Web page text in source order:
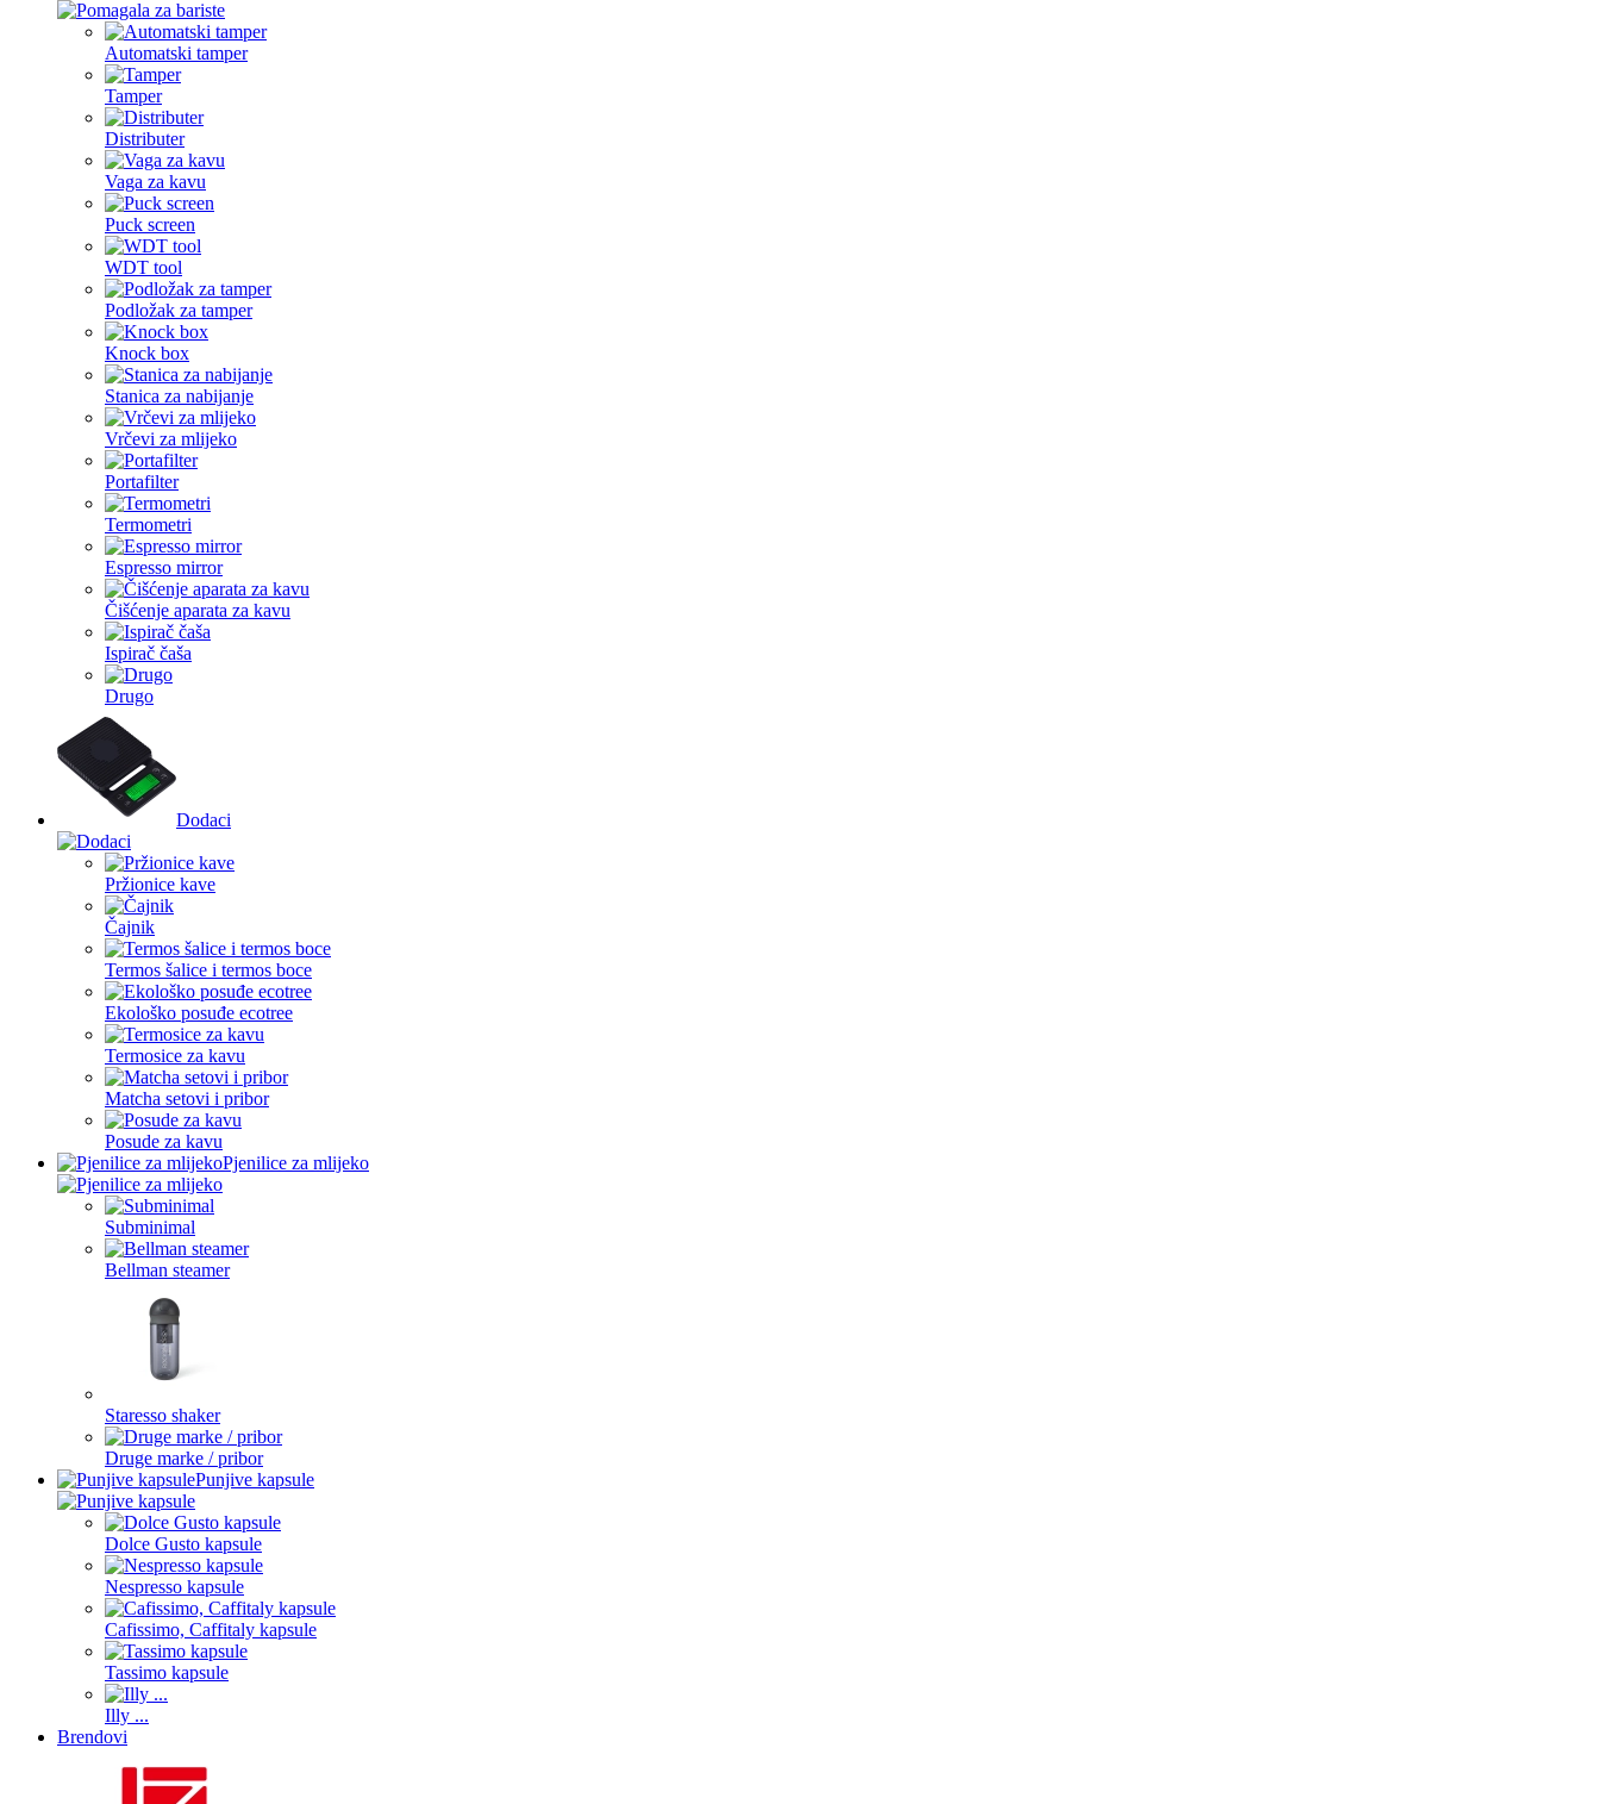
Automatski tamper
Tamper
Distributer
Vaga za kavu
Puck screen
WDT tool
Podložak za tamper
Knock box
Stanica za nabijanje
Vrčevi za mlijeko
Portafilter
Termometri
Espresso mirror
Čišćenje aparata za kavu
Ispirač čaša
Drugo
Dodaci
Pržionice kave
Čajnik
Termos šalice i termos boce
Ekološko posuđe ecotree
Termosice za kavu
Matcha setovi i pribor
Posude za kavu
Pjenilice za mlijeko
Subminimal
Bellman steamer
Staresso shaker
Druge marke / pribor
Punjive kapsule
Dolce Gusto kapsule
Nespresso kapsule
Cafissimo, Caffitaly kapsule
Tassimo kapsule
Illy ...
Brendovi